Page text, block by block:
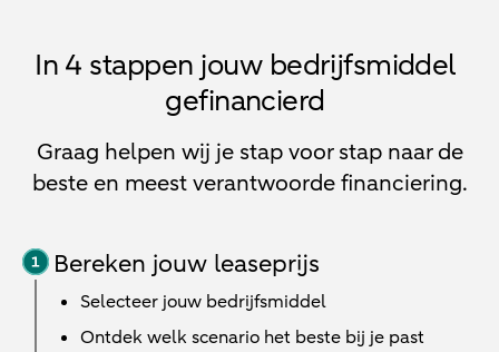
In 4 stappen jouw bedrijfsmiddel
gefinancierd
Graag helpen wij je stap voor stap naar de
beste en meest verantwoorde financiering.
Bereken jouw leaseprijs
Selecteer jouw bedrijfsmiddel
Ontdek welk scenario het beste bij je past